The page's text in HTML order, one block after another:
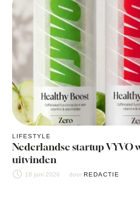
LIFESTYLE
Nederlandse startup
uitvinden
18 juni 2026 door REDACTIE